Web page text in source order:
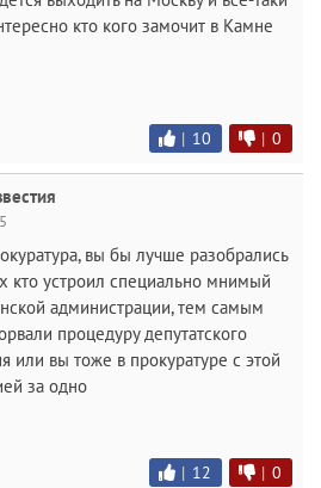
кто кого замочит в Камне
| 10 | 0
вы бы лучше разобрались
кто устроил специально мнимый
администрации, тем самым
процедуру депутатского
или вы тоже в прокуратуре с этой
за одно
| 12 | 0